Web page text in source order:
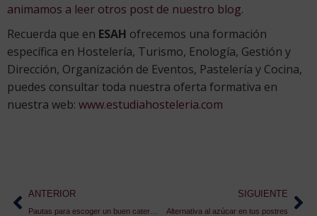
animamos a leer otros post de nuestro blog.
Recuerda que en ESAH ofrecemos una formación
específica en Hostelería, Turismo, Enología, Gestión y
Dirección, Organización de Eventos, Pastelería y Cocina,
puedes consultar toda nuestra oferta formativa en
nuestra web: www.estudiahosteleria.com
ANTERIOR SIGUIENTE
Alternativa al azúcar en tus postres